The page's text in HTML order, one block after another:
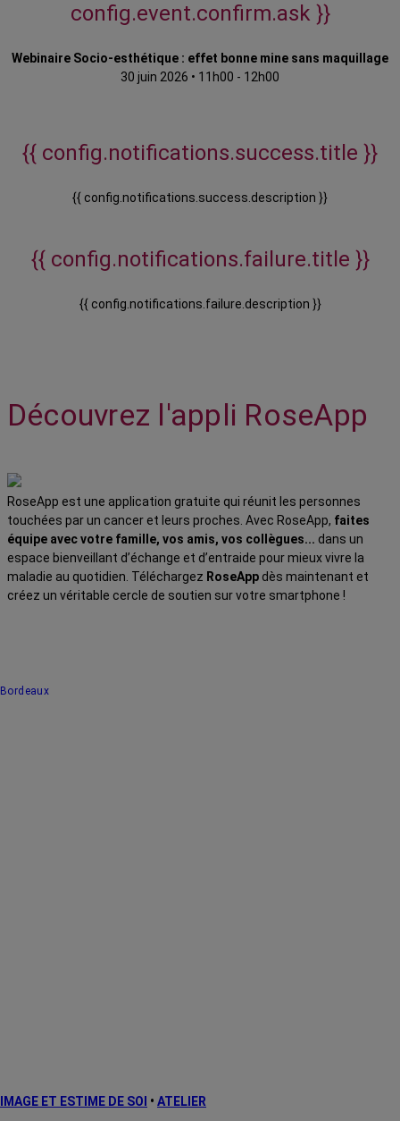
config.event.confirm.ask }}
Webinaire Socio-esthétique : effet bonne mine sans maquillage
30 juin 2026 • 11h00 - 12h00
{{ config.notifications.success.title }}
{{ config.notifications.success.description }}
{{ config.notifications.failure.title }}
{{ config.notifications.failure.description }}
Découvrez l'appli RoseApp
RoseApp est une application gratuite qui réunit les personnes
touchées par un cancer et leurs proches. Avec RoseApp, faites
équipe avec votre famille, vos amis, vos collègues... dans un
espace bienveillant d’échange et d’entraide pour mieux vivre la
maladie au quotidien. Téléchargez RoseApp dès maintenant et
créez un véritable cercle de soutien sur votre smartphone !
Bordeaux
IMAGE ET ESTIME DE SOI • ATELIER